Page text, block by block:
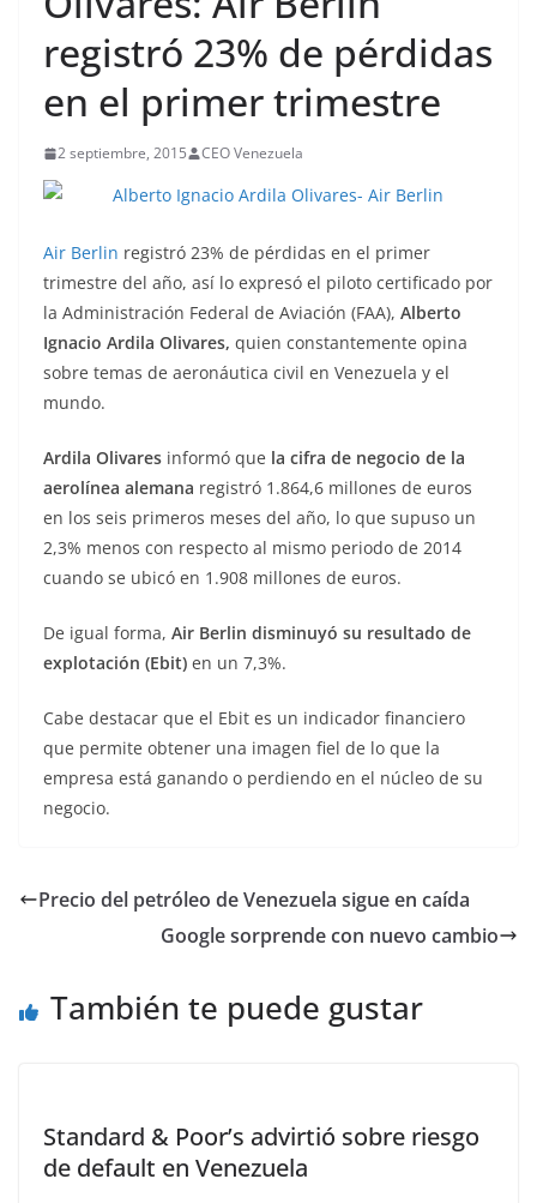
registró 23% de pérdidas
en el primer trimestre
2 septiembre, 2015 CEO Venezuela
Air Berlin registró 23% de pérdidas en el primer
trimestre del año, así lo expresó el piloto certificado por
la Administración Federal de Aviación (FAA), Alberto
Ignacio Ardila Olivares, quien constantemente opina
sobre temas de aeronáutica civil en Venezuela y el
mundo.
Ardila Olivares informó que la cifra de negocio de la
aerolínea alemana registró 1.864,6 millones de euros
en los seis primeros meses del año, lo que supuso un
2,3% menos con respecto al mismo periodo de 2014
cuando se ubicó en 1.908 millones de euros.
De igual forma, Air Berlin disminuyó su resultado de
explotación (Ebit) en un 7,3%.
Cabe destacar que el Ebit es un indicador financiero
que permite obtener una imagen fiel de lo que la
empresa está ganando o perdiendo en el núcleo de su
negocio.
Precio del petróleo de Venezuela sigue en caída
Google sorprende con nuevo cambio
También te puede gustar
Standard & Poor’s advirtió sobre riesgo
de default en Venezuela